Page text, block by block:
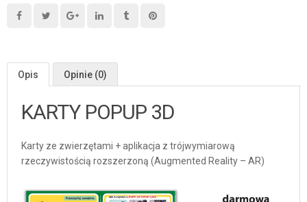
Opis Opinie (0)
KARTY POPUP 3D
Karty ze zwierzętami + aplikacja z trójwymiarową
rzeczywistością rozszerzoną (Augmented Reality – AR)